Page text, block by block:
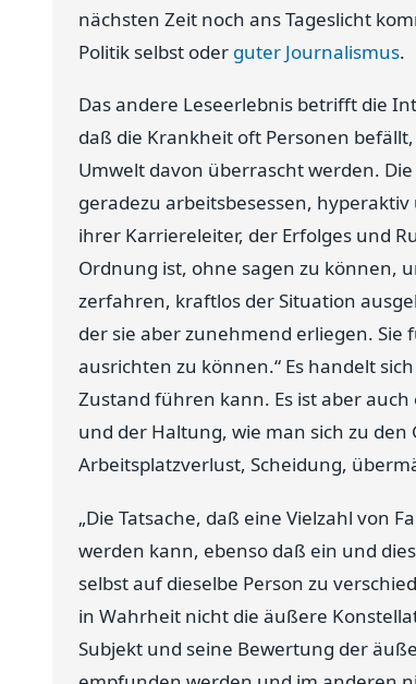
nächsten Zeit noch ans Tageslicht
Politik selbst oder guter Journalismus.
Das andere Leseerlebnis betrifft die
daß die Krankheit oft Personen
Umwelt davon überrascht werden.
geradezu arbeitsbesessen,
ihrer Karriereleiter, der Erfolges und
Ordnung ist, ohne sagen zu können,
zerfahren, kraftlos der Situation
der sie aber zunehmend erliegen. Sie
ausrichten zu können.“ Es handelt
Zustand führen kann. Es ist aber
und der Haltung, wie man sich zu
Arbeitsplatzverlust, Scheidung,
„Die Tatsache, daß eine Vielzahl von
werden kann, ebenso daß ein und
selbst auf dieselbe Person zu
in Wahrheit nicht die äußere
Subjekt und seine Bewertung der